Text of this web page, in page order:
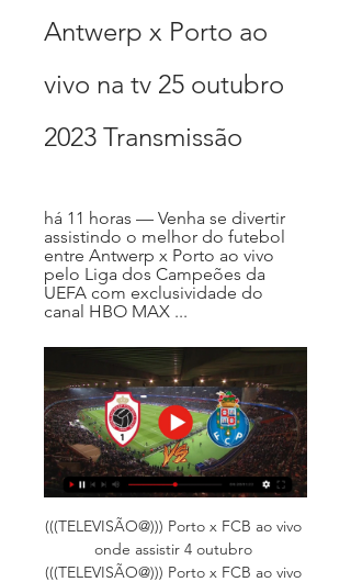
Antwerp x Porto ao
vivo na tv 25 outubro
2023 Transmissão
há 11 horas — Venha se divertir
assistindo o melhor do futebol
entre Antwerp x Porto ao vivo
pelo Liga dos Campeões da
UEFA com exclusividade do
canal HBO MAX ...
(((TELEVISÃO@))) Porto x FCB ao vivo
onde assistir 4 outubro
(((TELEVISÃO@))) Porto x FCB ao vivo